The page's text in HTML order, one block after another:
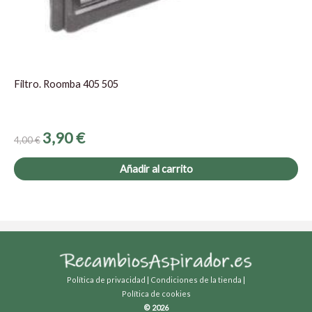
Filtro. Roomba 405 505
4,00€ 3,90€
Añadir al carrito
Política de privacidad Condiciones de la tienda
Política de cookies
© 2026